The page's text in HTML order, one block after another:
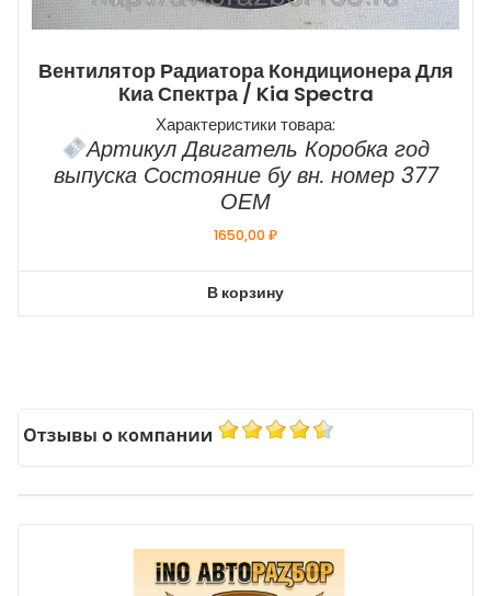
Вентилятор Радиатора Кондиционера Для
Киа Спектра / Kia Spectra
Характеристики товара:
Артикул Двигатель Коробка год
выпуска Состояние бу вн. номер 377
ОЕМ
1650,00₽
В корзину